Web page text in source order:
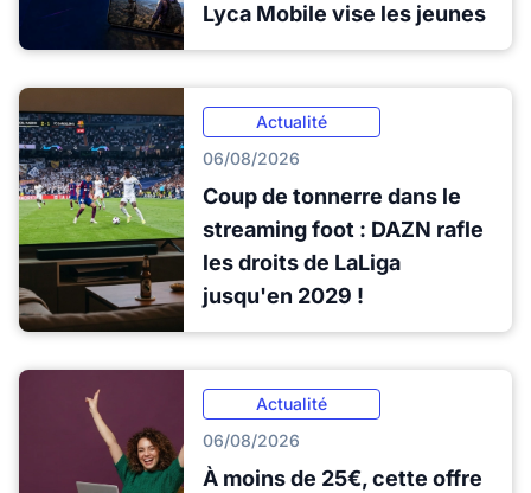
Lyca Mobile vise les jeunes
Actualité
06/08/2026
Coup de tonnerre dans le
streaming foot : DAZN rafle
les droits de LaLiga
jusqu'en 2029 !
Actualité
06/08/2026
À moins de 25€, cette offre